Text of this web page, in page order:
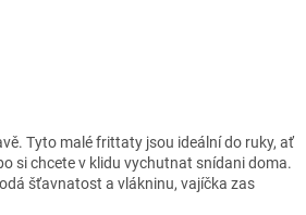
Tyto malé frittaty jsou ideální do ruky, ať
si chcete v klidu vychutnat snídani doma.
šťavnatost a vlákninu, vajíčka zas